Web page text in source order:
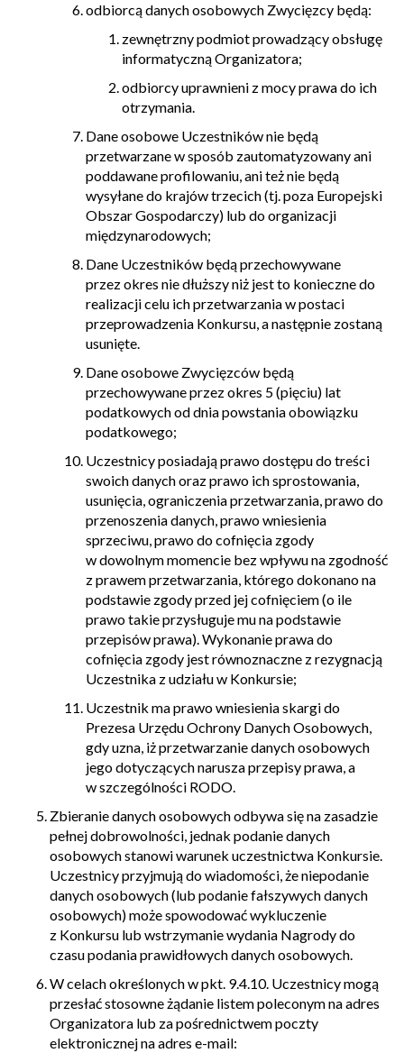
odbiorcą danych osobowych Zwycięzcy będą:
zewnętrzny podmiot prowadzący obsługę
informatyczną Organizatora;
odbiorcy uprawnieni z mocy prawa do ich
otrzymania.
Dane osobowe Uczestników nie będą
przetwarzane w sposób zautomatyzowany ani
poddawane profilowaniu, ani też nie będą
wysyłane do krajów trzecich (tj. poza Europejski
Obszar Gospodarczy) lub do organizacji
międzynarodowych;
Dane Uczestników będą przechowywane
przez okres nie dłuższy niż jest to konieczne do
realizacji celu ich przetwarzania w postaci
przeprowadzenia Konkursu, a następnie zostaną
usunięte.
Dane osobowe Zwycięzców będą
przechowywane przez okres 5 (pięciu) lat
podatkowych od dnia powstania obowiązku
podatkowego;
Uczestnicy posiadają prawo dostępu do treści
swoich danych oraz prawo ich sprostowania,
usunięcia, ograniczenia przetwarzania, prawo do
przenoszenia danych, prawo wniesienia
sprzeciwu, prawo do cofnięcia zgody
w dowolnym momencie bez wpływu na zgodność
z prawem przetwarzania, którego dokonano na
podstawie zgody przed jej cofnięciem (o ile
prawo takie przysługuje mu na podstawie
przepisów prawa). Wykonanie prawa do
cofnięcia zgody jest równoznaczne z rezygnacją
Uczestnika z udziału w Konkursie;
Uczestnik ma prawo wniesienia skargi do
Prezesa Urzędu Ochrony Danych Osobowych,
gdy uzna, iż przetwarzanie danych osobowych
jego dotyczących narusza przepisy prawa, a
w szczególności RODO.
Zbieranie danych osobowych odbywa się na zasadzie
pełnej dobrowolności, jednak podanie danych
osobowych stanowi warunek uczestnictwa Konkursie.
Uczestnicy przyjmują do wiadomości, że niepodanie
danych osobowych (lub podanie fałszywych danych
osobowych) może spowodować wykluczenie
z Konkursu lub wstrzymanie wydania Nagrody do
czasu podania prawidłowych danych osobowych.
W celach określonych w pkt. 9.4.10. Uczestnicy mogą
przesłać stosowne żądanie listem poleconym na adres
Organizatora lub za pośrednictwem poczty
elektronicznej na adres e-mail: